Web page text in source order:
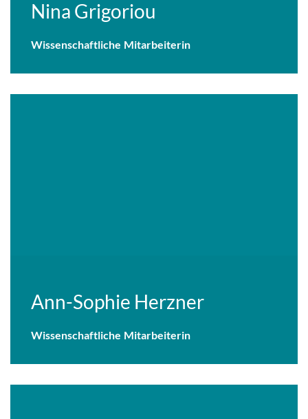
Nina Grigoriou
Wissenschaftliche Mitarbeiterin
Ann-Sophie Herzner
Wissenschaftliche Mitarbeiterin